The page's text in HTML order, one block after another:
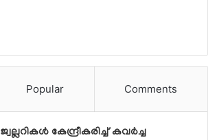
Popular Comments
ജ്വല്ലറികള്‍ കേന്ദ്രീകരിച്ച് കവര്‍ച്ച